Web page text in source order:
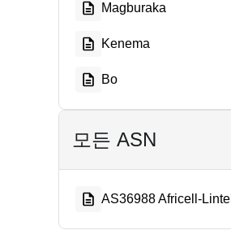
Magburaka
Kenema
Bo
모든 ASN
AS36988 Africell-Lintel